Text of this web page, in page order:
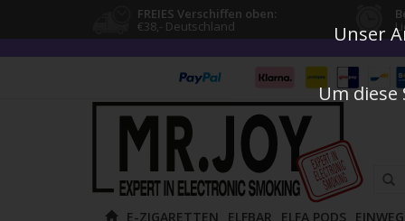
FREIES Verschiffen oben:
€38,- Deutschland
E-ZIGARETTEN ELFBAR ELFA PODS
Unser
Um diese